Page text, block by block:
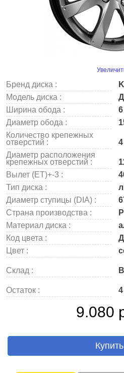
Бренд диска :
Модель диска :
Ширина обода :
6
Диаметр обода :
Количество крепежных
отверстий :
4
Диаметр расположения
крепежных отверстий :
Вылет (ET)+-3 :
Тип диска :
Диаметр ступицы (DIA) :
Страна производства :
Материал диска :
Код цвета :
Цвет :
Склад :
Остаток :
9.080